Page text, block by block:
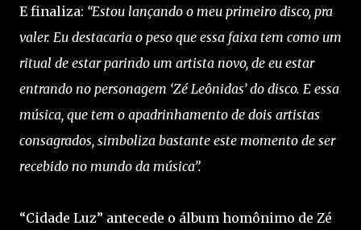
E finaliza: “Estou lançando o meu primeiro disco, pra
valer. Eu destacaria o peso que essa faixa tem como um
ritual de estar parindo um artista novo, de eu estar
entrando no personagem ‘Zé Leônidas’ do disco. E essa
música, que tem o apadrinhamento de dois artistas
consagrados, simboliza bastante este momento de ser
recebido no mundo da música”.
“Cidade Luz” antecede o álbum homônimo de Zé